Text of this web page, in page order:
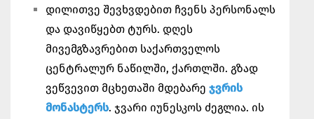
დილითვე შევხვდებით ჩვენს პერსონალს
და დავიწყებთ ტურს. დღეს
მივემგზავრებით საქართველოს
ცენტრალურ ნაწილში, ქართლში. გზად
ვეწვევით მცხეთაში მდებარე ჯვრის
მონასტერს. ჯვარი იუნესკოს ძეგლია. ის